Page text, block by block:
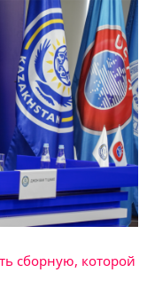
сборную, которой